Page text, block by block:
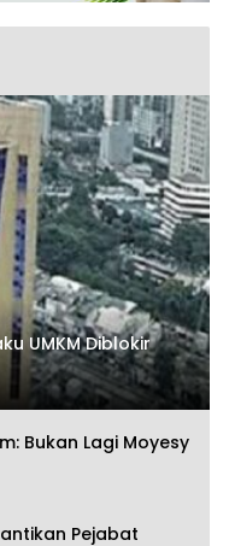
UMKM Diblokir
Bukan Lagi Moyesy
Pejabat